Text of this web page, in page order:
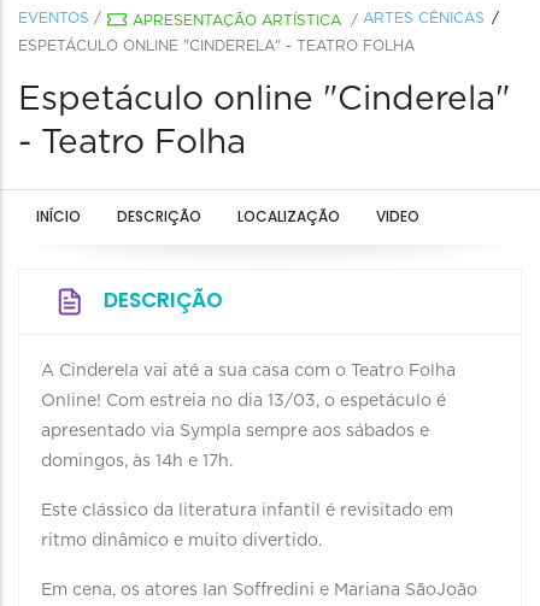
EVENTOS / APRESENTAÇÃO ARTÍSTICA / ARTES CÊNICAS
ESPETÁCULO ONLINE "CINDERELA" - TEATRO FOLHA
Espetáculo online "Cinderela"
- Teatro Folha
INÍCIO DESCRIÇÃO LOCALIZAÇÃO VIDEO
DESCRIÇÃO
A Cinderela vai até a sua casa com o Teatro Folha
Online! Com estreia no dia 13/03, o espetáculo é
apresentado via Sympla sempre aos sábados e
domingos, às 14h e 17h.
Este clássico da literatura infantil é revisitado em
ritmo dinâmico e muito divertido.
Em cena, os atores Ian Soffredini e Mariana SãoJoão